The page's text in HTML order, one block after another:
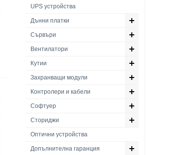
UPS устройства
Дънни платки
Сървъри
Вентилатори
Кутии
Захранващи модули
Контролери и кабели
Софтуер
Сториджи
Оптични устройства
Допълнителна гаранция